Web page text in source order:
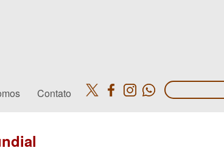
Contato